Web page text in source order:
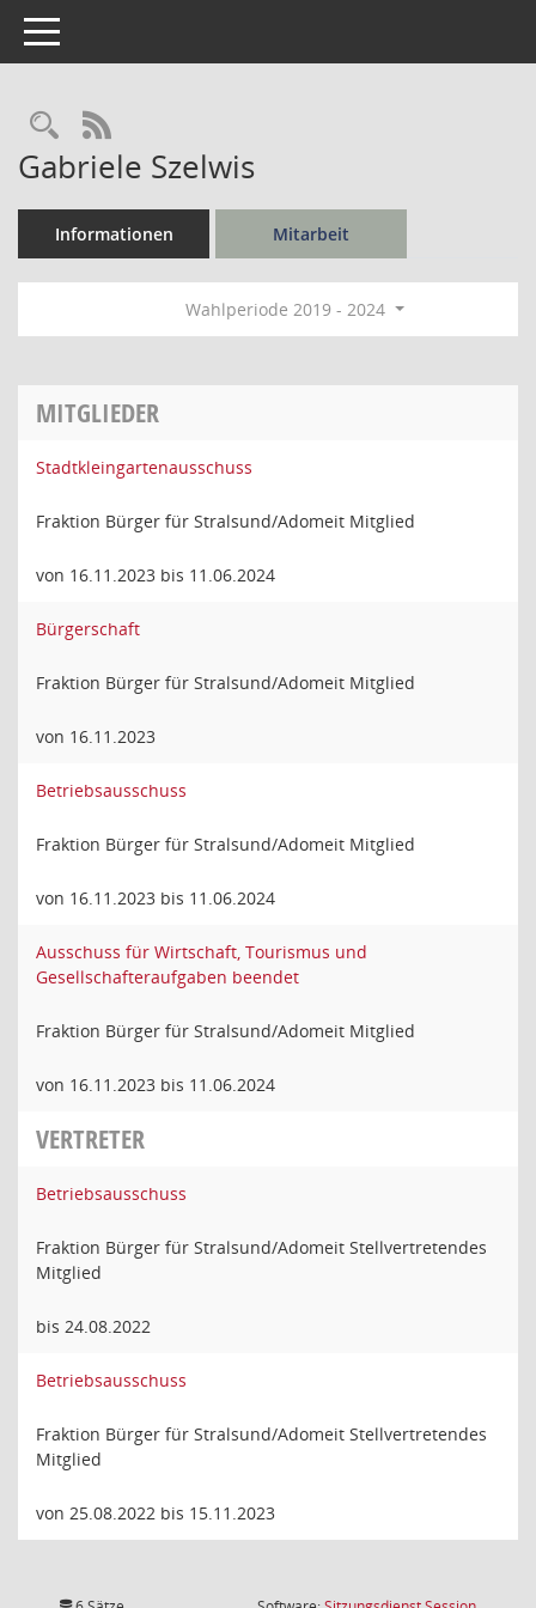
Toggle navigation
Rechercheauswahl
RSS-Feed
Gabriele Szelwis
Informationen Mitarbeit
Wahlperiode 2019 - 2024
MITGLIEDER
Stadtkleingartenausschuss
Fraktion Bürger für Stralsund/Adomeit Mitglied
von 16.11.2023 bis 11.06.2024
Bürgerschaft
Fraktion Bürger für Stralsund/Adomeit Mitglied
von 16.11.2023
Betriebsausschuss
Fraktion Bürger für Stralsund/Adomeit Mitglied
von 16.11.2023 bis 11.06.2024
Ausschuss für Wirtschaft, Tourismus und
Gesellschafteraufgaben beendet
Fraktion Bürger für Stralsund/Adomeit Mitglied
von 16.11.2023 bis 11.06.2024
VERTRETER
Betriebsausschuss
Fraktion Bürger für Stralsund/Adomeit Stellvertretendes
Mitglied
bis 24.08.2022
Betriebsausschuss
Fraktion Bürger für Stralsund/Adomeit Stellvertretendes
Mitglied
von 25.08.2022 bis 15.11.2023